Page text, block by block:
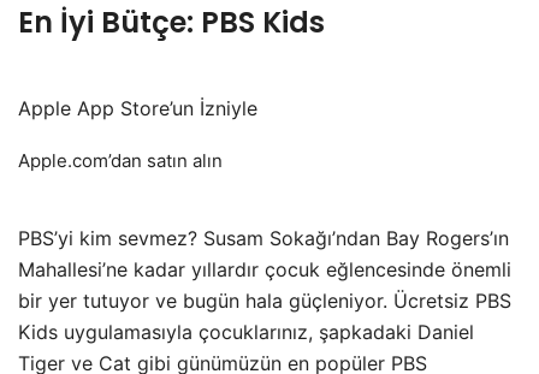
En İyi Bütçe: PBS Kids
Apple App Store’un İzniyle
Apple.com’dan satın alın
PBS’yi kim sevmez? Susam Sokağı’ndan Bay Rogers’ın
Mahallesi’ne kadar yıllardır çocuk eğlencesinde önemli
bir yer tutuyor ve bugün hala güçleniyor. Ücretsiz PBS
Kids uygulamasıyla çocuklarınız, şapkadaki Daniel
Tiger ve Cat gibi günümüzün en popüler PBS